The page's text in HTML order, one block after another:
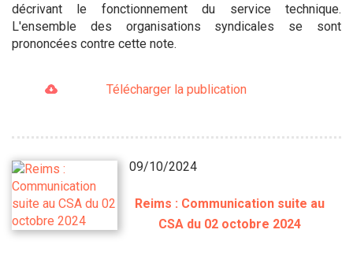
décrivant le fonctionnement du service technique.
L'ensemble des organisations syndicales se sont
prononcées contre cette note.
Télécharger la publication
09/10/2024
Reims : Communication suite au
CSA du 02 octobre 2024